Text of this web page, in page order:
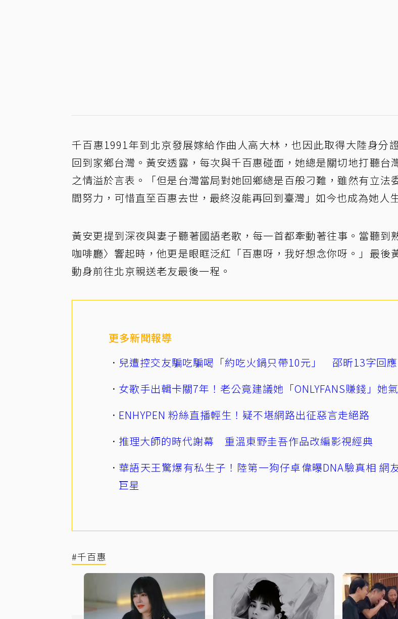
千百惠1991年到北京發展嫁給作曲人高大林，也因此取得大陸身分
回到家鄉台灣。黃安透露，每次與千百惠碰面，她總是關切地打聽台
之情溢於言表。「但是台灣當局對她回鄉總是百般刁難，雖然有立法
間努力，可惜直至百惠去世，最終沒能再回到臺灣」如今也成為她人
黃安更提到深夜與妻子聽著國語老歌，每一首都牽動著往事。當聽到
咖啡廳〉響起時，他更是眼眶泛紅「百惠呀，我好想念你呀。」最後
動身前往北京親送老友最後一程。
更多新聞報導
兒遭控交友騙吃騙喝「約吃火鍋只帶10元」 邵昕13字回應
女歌手出輯卡關7年！老公竟建議她「ONLYFANS賺錢」她
ENHYPEN 粉絲直播輕生！疑不堪網路出征惡言走絕路
推理大師的時代謝幕 重溫東野圭吾作品改編影視經典
華語天王驚爆有私生子！陸第一狗仔卓偉曝DNA驗真相 網
巨星
#千百惠